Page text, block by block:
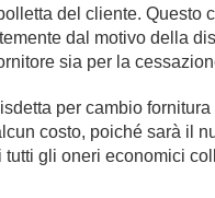
del cliente. Questo
dal motivo della
sia per la
per cambio
costo, poiché sarà il
tutti gli oneri economici